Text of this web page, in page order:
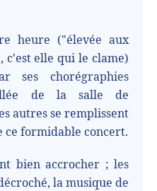
heure ("élevée aux
c'est elle qui le clame)
ses chorégraphies
de la salle de
autres se remplissent
ce formidable concert.
bien accrocher ; les
la musique de